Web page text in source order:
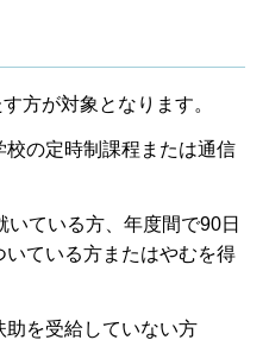
方が対象となります。
校の定時制課程または通信
いている方、年度間で90日
いている方またはやむを得
助を受給していない方